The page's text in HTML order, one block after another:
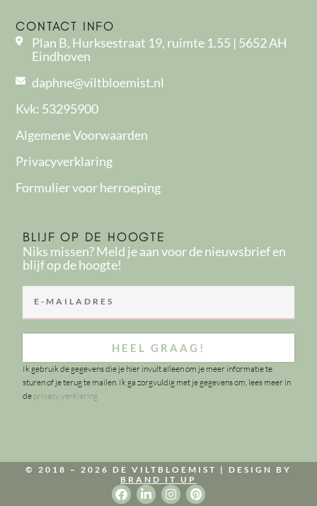
CONTACT INFO
Plan B, Hurksestraat 19, ruimte 1.55 | 5652 AH
Eindhoven
daphne@viltbloemist.nl
Kvk: 53295900
Algemene Voorwaarden
Privacyverklaring
Formulier voor herroeping
BLIJF OP DE HOOGTE
Niks missen? Meld je aan voor de nieuwsbrief en
blijf op de hoogte!
HEEL GRAAG!
Ik gebruik de gegevens die je hier invult alleen om je meer informatie te
sturen of je terug te mailen. Ik ga zorgvuldig met je gegevens om, lees meer in
de privacy verklaring
© 2018 – 2026 DE VILTBLOEMIST | DESIGN BY
BRAND IT UP